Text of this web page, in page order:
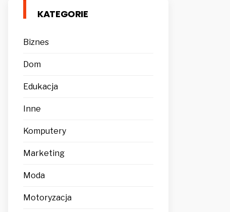
KATEGORIE
Biznes
Dom
Edukacja
Inne
Komputery
Marketing
Moda
Motoryzacja